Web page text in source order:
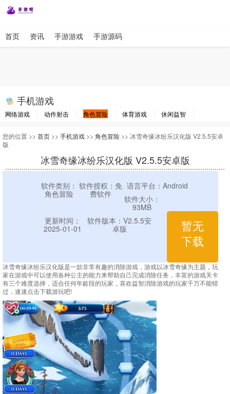
首页 资讯 手游游戏 手游源码
手机游戏
网络游戏 动作射击 角色冒险 体育游戏
休闲益智
您的位置 >> 首页 >> 手机游戏 >> 角色冒险 >> 冰雪奇缘冰纷乐汉化版 V2.5.5安卓
版
冰雪奇缘冰纷乐汉化版 V2.5.5安卓版
软件类别：
角色冒险
软件授权：免
费软件
语言平台：Android
软件大小：
93MB
更新时间：
2025-01-01
软件版本：V2.5.5安
卓版
暂无
下载
冰雪奇缘冰纷乐汉化版是一款非常有趣的消除游戏，游戏以冰雪奇缘为主题，玩
家在游戏中可以使用各种公主的能力来帮助自己完成消除任务，丰富的游戏关卡
有三个难度选择，适合任何年龄段的玩家，喜欢益智消除游戏的玩家千万不能错
过，速速点击下载游玩吧!